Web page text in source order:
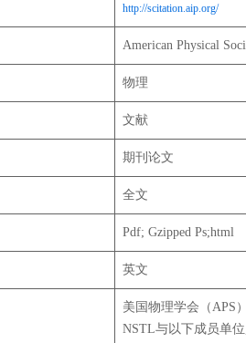
http://scitation.aip.org/
American Physical
物理
文献
期刊论文
全文
Pdf; Gzipped Ps;html
英文
美国物理学会（APS
NSTL与以下成员单